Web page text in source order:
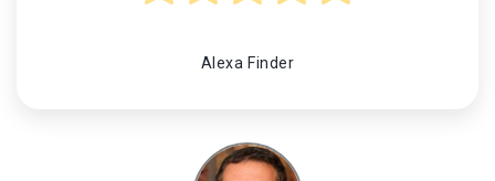
Alexa Finder